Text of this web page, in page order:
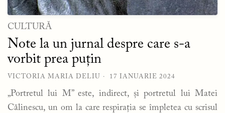
CULTURĂ
Note la un jurnal despre care s-a
vorbit prea puțin
VICTORIA MARIA DELIU 17 IANUARIE 2024
„Portretul lui M” este, indirect, și portretul lui Matei
Călinescu, un om la care respirația se împletea cu scrisul